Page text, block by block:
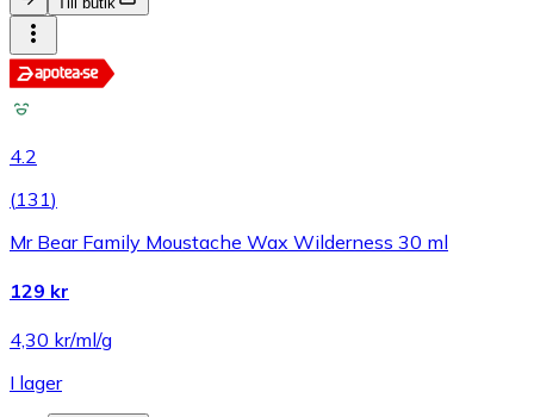
4.2
(131)
Mr Bear Family Moustache Wax Wilderness 30 ml
129 kr
4,30 kr/ml/g
I lager